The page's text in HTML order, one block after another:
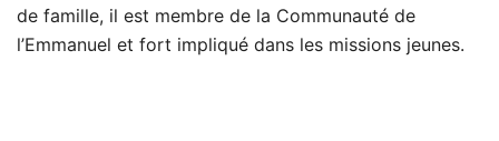
de famille, il est membre de la Communauté de
l’Emmanuel et fort impliqué dans les missions jeunes.